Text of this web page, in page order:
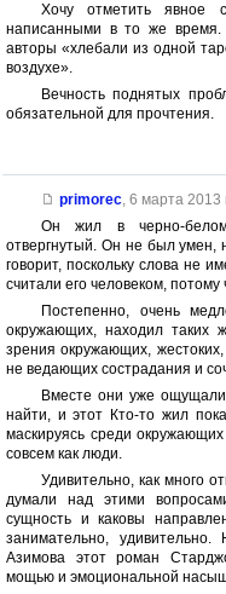
Хочу отметить явное
написанными в то же
авторы «хлебали из одной
воздухе».
Вечность поднятых
обязательной для прочтения.
primorec, 6 марта 2013
Он жил в черно-
отвергнутый. Он не был умен,
говорит, поскольку слова не
считали его человеком, потому
Постепенно, очень
окружающих, находил таких
зрения окружающих,
не ведающих сострадания и
Вместе они уже
найти, и этот Кто-то жил
маскируясь среди
совсем как люди.
Удивительно, как много
думали над этими
сущность и каковы
занимательно,
Азимова этот роман
мощью и эмоциональной